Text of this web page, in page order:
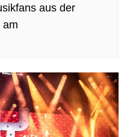
aus der
am